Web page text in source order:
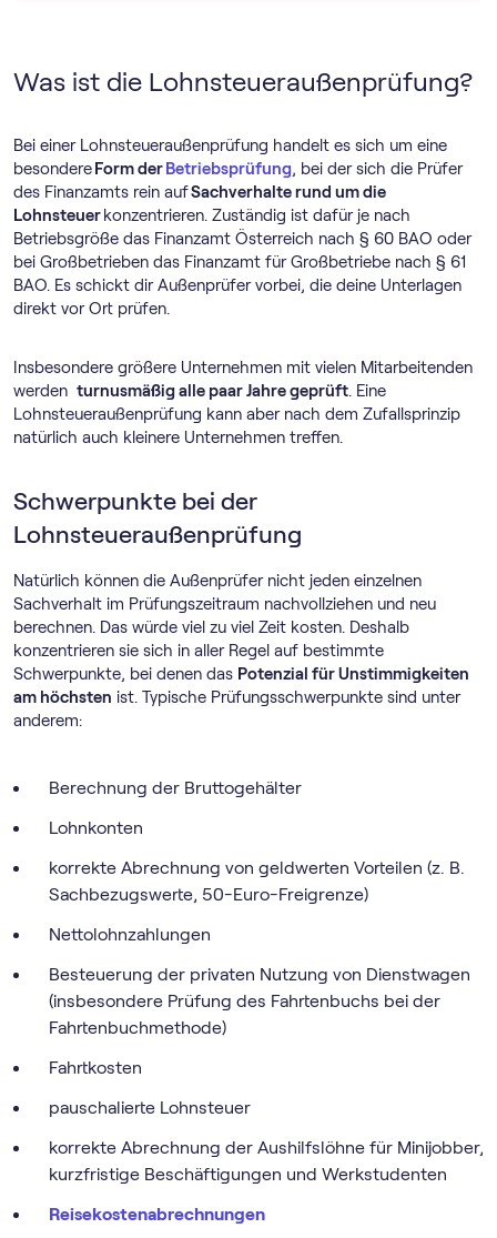
Was ist die Lohnsteueraußenprüfung?
Bei einer Lohnsteueraußenprüfung handelt es sich um eine
besondere Form der Betriebsprüfung, bei der sich die Prüfer
des Finanzamts rein aufSachverhalte rund um die
Lohnsteuer konzentrieren. Zuständig ist dafür je nach
Betriebsgröße das Finanzamt Österreich nach § 60 BAO oder
bei Großbetrieben das Finanzamt für Großbetriebe nach § 61
BAO. Es schickt dir Außenprüfer vorbei, die deine Unterlagen
direkt vor Ort prüfen.
Insbesondere größere Unternehmen mit vielen Mitarbeitenden
werden turnusmäßig alle paar Jahre geprüft. Eine
Lohnsteueraußenprüfung kann aber nach dem Zufallsprinzip
natürlich auch kleinere Unternehmen treffen.
Schwerpunkte bei der
Lohnsteueraußenprüfung
Natürlich können die Außenprüfer nicht jeden einzelnen
Sachverhalt im Prüfungszeitraum nachvollziehen und neu
berechnen. Das würde viel zu viel Zeit kosten. Deshalb
konzentrieren sie sich in aller Regel auf bestimmte
Schwerpunkte, bei denen das Potenzial für Unstimmigkeiten
am höchsten ist. Typische Prüfungsschwerpunkte sind unter
anderem:
Berechnung der Bruttogehälter
Lohnkonten
korrekte Abrechnung von geldwerten Vorteilen (z. B.
Sachbezugswerte, 50-Euro-Freigrenze)
Nettolohnzahlungen
Besteuerung der privaten Nutzung von Dienstwagen
(insbesondere Prüfung des Fahrtenbuchs bei der
Fahrtenbuchmethode)
Fahrtkosten
pauschalierte Lohnsteuer
korrekte Abrechnung der Aushilfslöhne für Minijobber,
kurzfristige Beschäftigungen und Werkstudenten
Reisekostenabrechnungen